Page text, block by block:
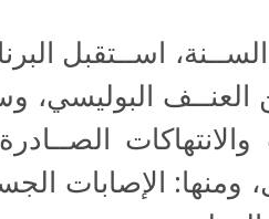
العنــف البوليسي،
والانتهاكات
ومنها: الإصابات